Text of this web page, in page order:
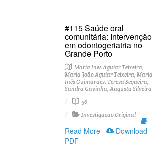
#115 Saúde oral
comunitária: Intervenção
em odontogeriatria no
Grande Porto
Maria Inês Aguiar Teixeira,
Maria João Aguiar Teixeira, Maria
Inês Guimarães, Teresa Sequeira,
Sandra Gavinha, Augusta Silveira
56
Investigação Original
Read More
Download
PDF